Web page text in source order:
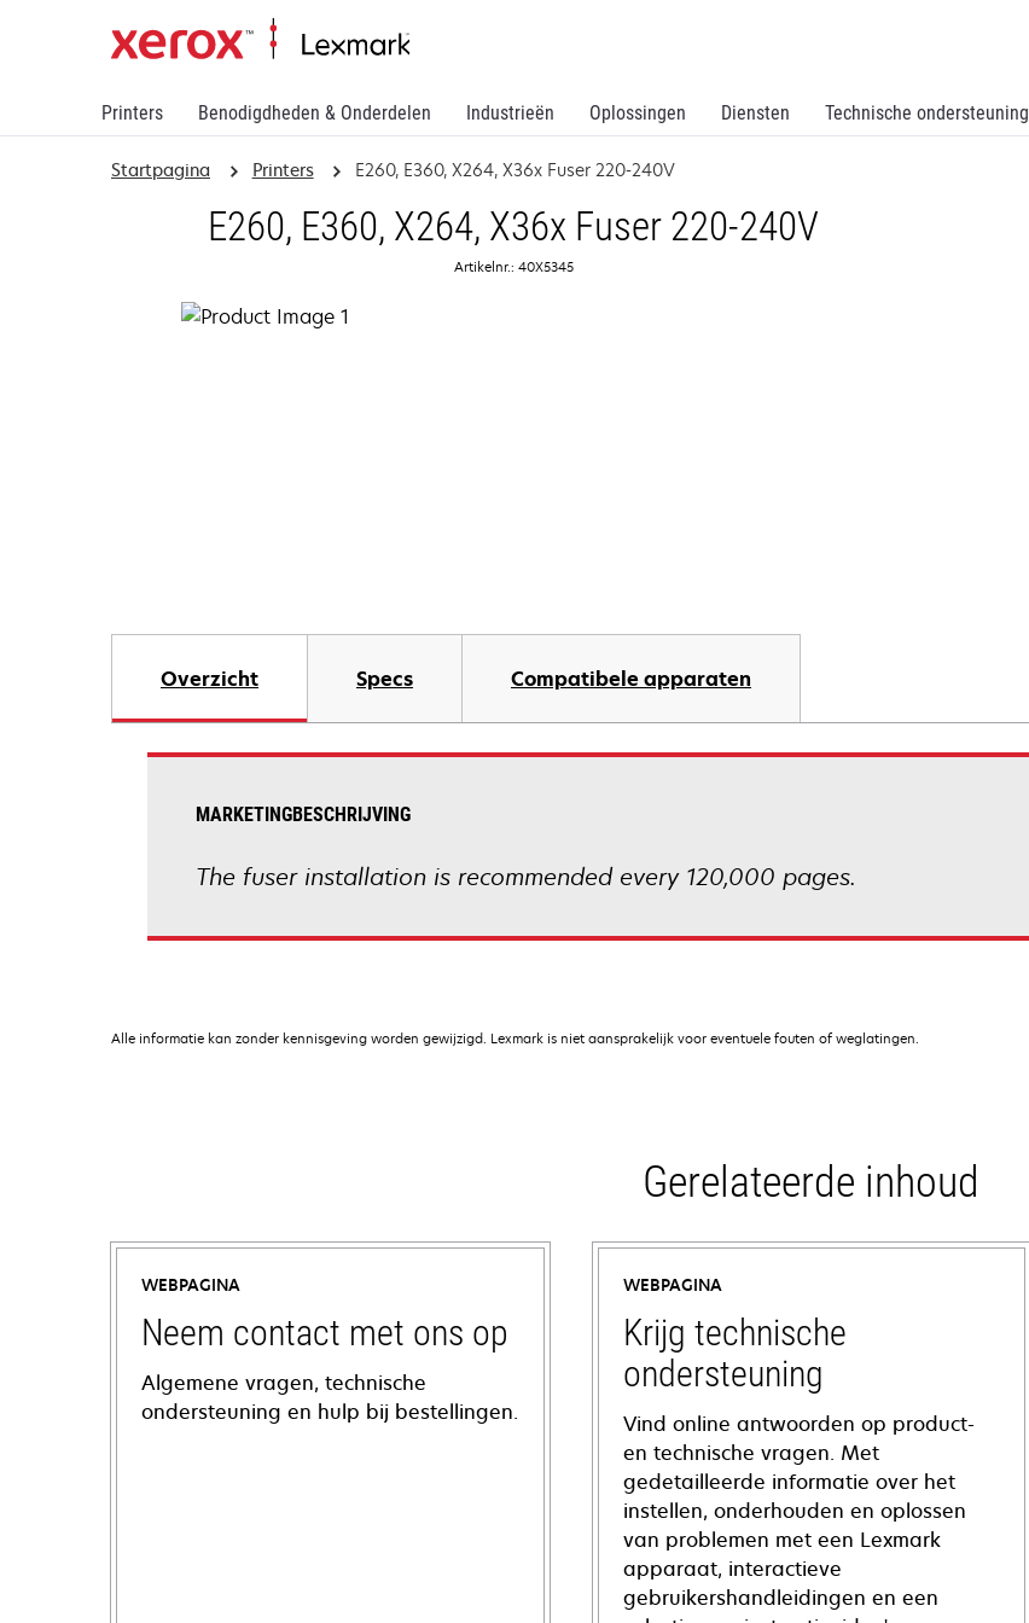
Printers Benodigdheden & Onderdelen Industrieën Oplossingen Diensten Technische ondersteuning
Startpagina Printers E260, E360, X264, X36x Fuser 220-240V
E260, E360, X264, X36x Fuser 220-240V
Artikelnr.: 40X5345
Overzicht Specs Compatibele apparaten
MARKETINGBESCHRIJVING
The fuser installation is recommended every 120,000 pages.
Alle informatie kan zonder kennisgeving worden gewijzigd. Lexmark is niet aansprakelijk voor eventuele fouten of weglatingen.
Gerelateerde inhoud
WEBPAGINA
Neem contact met ons op
Algemene vragen, technische
ondersteuning en hulp bij bestellingen.
WEBPAGINA
Krijg technische
ondersteuning
Vind online antwoorden op product-
en technische vragen. Met
gedetailleerde informatie over het
instellen, onderhouden en oplossen
van problemen met een Lexmark
apparaat, interactieve
gebruikershandleidingen en een